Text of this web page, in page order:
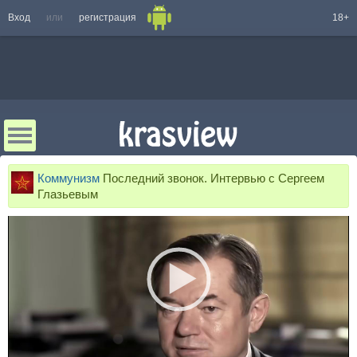
Вход или регистрация 18+
Коммунизм Последний звонок. Интервью с Сергеем
Глазьевым